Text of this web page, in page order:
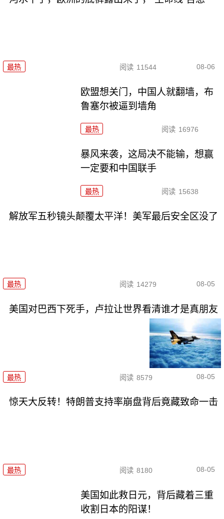
最热 阅读 11544 08-06
欧盟想关门，中国人就翻墙，布
鲁塞尔被逼到墙角
最热 阅读 16976
暴风来袭，这局决不能输，想赢
一定要和中国联手
最热 阅读 15638
解放军五秒镜头颠覆太平洋！美军最后安全区没了
最热 阅读 14279 08-05
美国对巴西下死手，卢拉让世界看清谁才是真朋友
最热 阅读 8579 08-05
惊天大反转！特朗普支持率崩盘背后竟藏致命一击
最热 阅读 8180 08-05
美国如此救日元，背后藏着三重
收割日本的阳谋！